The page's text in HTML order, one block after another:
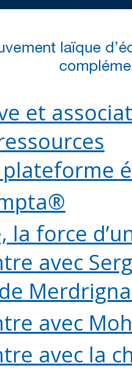
et
plateforme
la force
avec
avec
avec la